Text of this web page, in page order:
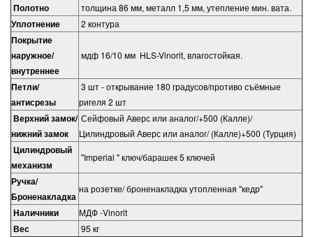
Полотно толщина 86 мм, металл 1,5 мм, утепление мин. вата.
Уплотнение 2 контура
Покрытие
наружное/
внутреннее
мдф 16/10 мм HLS-Vinorit, влагостойкая.
Петли/
антисрезы
3 шт - открывание 180 градусов/противо съёмные
ригеля 2 шт
Верхний замок/
нижний замок
Сейфовый Аверс или аналог/+500 (Калле)/
Цилиндровый Аверс или аналог/ (Калле)+500 (Турция)
Цилиндровый
механизм
"Imperial " ключ/барашек 5 ключей
Ручка/
Броненакладка
на розетке/ броненакладка утопленная "кедр"
Наличники МДФ -Vinorit
Вес 95 кг